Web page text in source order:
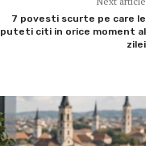
7 povesti scurte pe care le
puteti citi in orice moment al
zilei